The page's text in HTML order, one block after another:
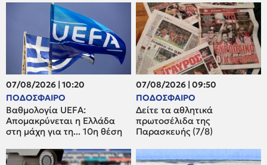
07/08/2026 | 10:20
ΠΟΔΟΣΦΑΙΡΟ
Βαθμολογία UEFA:
Απομακρύνεται η Ελλάδα
στη μάχη για τη... 10η θέση
07/08/2026 | 09:50
ΠΟΔΟΣΦΑΙΡΟ
Δείτε τα αθλητικά
πρωτοσέλιδα της
Παρασκευής (7/8)